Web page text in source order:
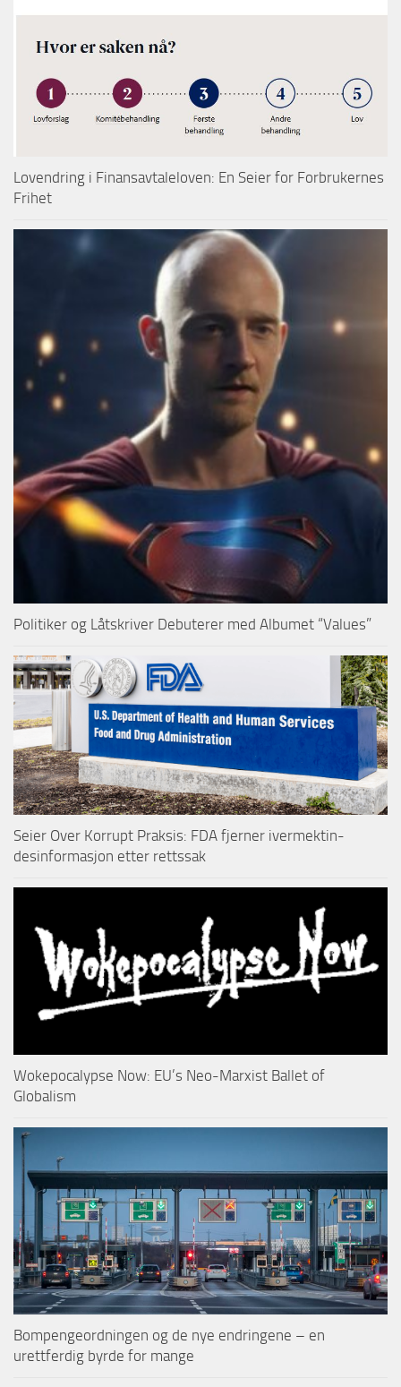
Lovendring i Finansavtaleloven: En Seier for Forbrukernes
Frihet
Politiker og Låtskriver Debuterer med Albumet “Values”
Seier Over Korrupt Praksis: FDA fjerner ivermektin-
desinformasjon etter rettssak
Wokepocalypse Now: EU’s Neo-Marxist Ballet of
Globalism
Bompengeordningen og de nye endringene – en
urettferdig byrde for mange